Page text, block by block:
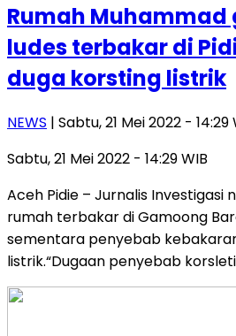
Rumah Muhammad
ludes terbakar di
duga korsting listrik
NEWS | Sabtu, 21 Mei 2022 - 14:29
Sabtu, 21 Mei 2022 - 14:29 WIB
Aceh Pidie – Jurnalis Investigasi
rumah terbakar di Gamoong
sementara penyebab
listrik.“Dugaan penyebab